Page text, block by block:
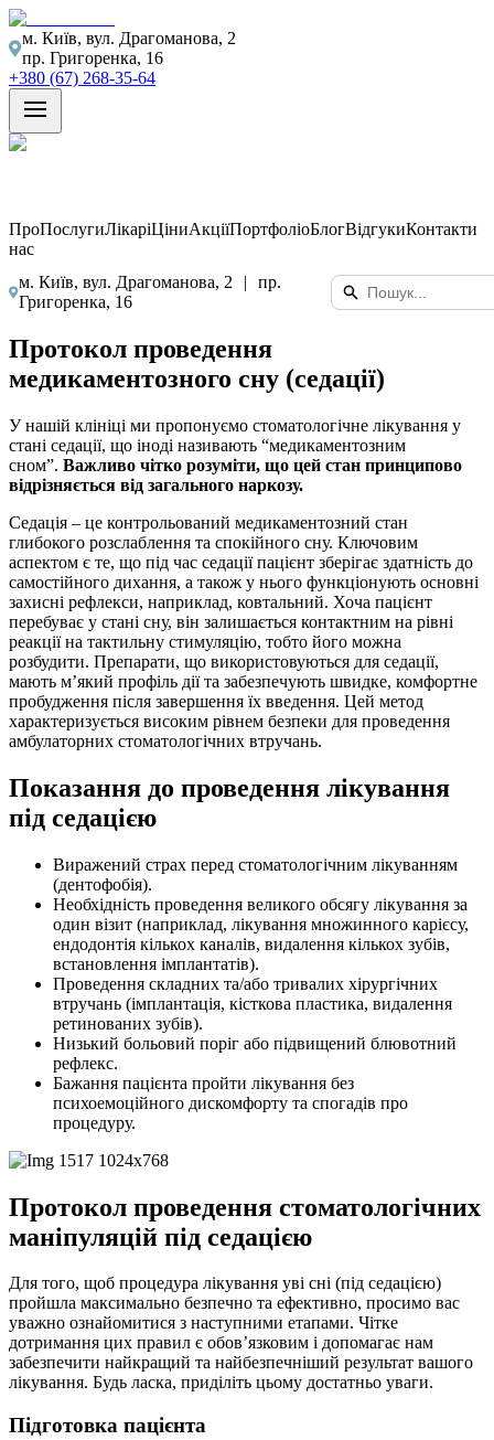
м. Київ, вул. Драгоманова, 2
пр. Григоренка, 16
+380 (67) 268-35-64
Про
нас
ПослугиЛікаріЦіниАкціїПортфоліоБлогВідгукиКонтакти
м. Київ, вул. Драгоманова, 2 |
пр.
Григоренка, 16
Протокол проведення
медикаментозного сну (седації)
У нашій клініці ми пропонуємо стоматологічне лікування у
стані седації, що іноді називають “медикаментозним
сном”. Важливо чітко розуміти, що цей стан принципово
відрізняється від загального наркозу.
Седація – це контрольований медикаментозний стан
глибокого розслаблення та спокійного сну. Ключовим
аспектом є те, що під час седації пацієнт зберігає здатність до
самостійного дихання, а також у нього функціонують основні
захисні рефлекси, наприклад, ковтальний. Хоча пацієнт
перебуває у стані сну, він залишається контактним на рівні
реакції на тактильну стимуляцію, тобто його можна
розбудити. Препарати, що використовуються для седації,
мають м’який профіль дії та забезпечують швидке, комфортне
пробудження після завершення їх введення. Цей метод
характеризується високим рівнем безпеки для проведення
амбулаторних стоматологічних втручань.
Показання до проведення лікування
під седацією
Виражений страх перед стоматологічним лікуванням
(дентофобія).
Необхідність проведення великого обсягу лікування за
один візит (наприклад, лікування множинного карієсу,
ендодонтія кількох каналів, видалення кількох зубів,
встановлення імплантатів).
Проведення складних та/або тривалих хірургічних
втручань (імплантація, кісткова пластика, видалення
ретинованих зубів).
Низький больовий поріг або підвищений блювотний
рефлекс.
Бажання пацієнта пройти лікування без
психоемоційного дискомфорту та спогадів про
процедуру.
Протокол проведення стоматологічних
маніпуляцій під седацією
Для того, щоб процедура лікування уві сні (під седацією)
пройшла максимально безпечно та ефективно, просимо вас
уважно ознайомитися з наступними етапами. Чітке
дотримання цих правил є обов’язковим і допомагає нам
забезпечити найкращий та найбезпечніший результат вашого
лікування. Будь ласка, приділіть цьому достатньо уваги.
Підготовка пацієнта